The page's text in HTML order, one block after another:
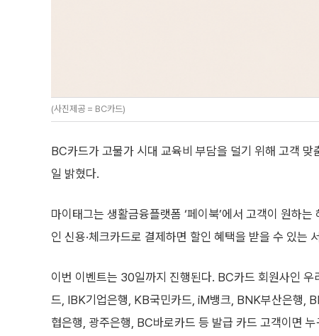
(사진제공 = BC카드)
BC카드가 고물가 시대 교육비 부담을 덜기 위해 고객
일 밝혔다.
마이태그는 생활금융플랫폼 ‘페이북’에서 고객이 원하
인 신용·체크카드로 결제하면 할인 혜택을 받을 수 있는
이번 이벤트는 30일까지 진행된다. BC카드 회원사인
드, IBK기업은행, KB국민카드, iM뱅크, BNK부산은행,
협은행, 광주은행, BC바로카드 등 발급 카드 고객이면